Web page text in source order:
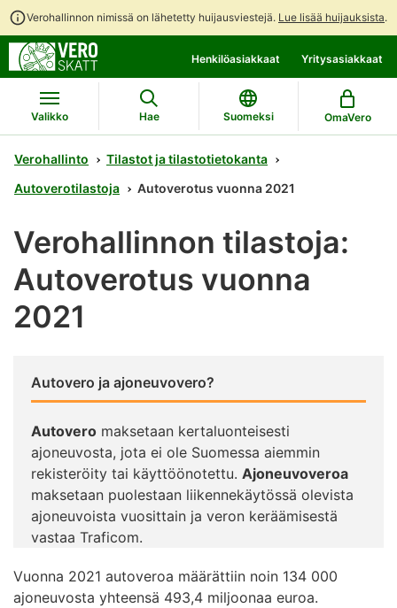
Verohallinnon nimissä on lähetetty huijausviestejä. Lue lisää huijauksista.
suoraan
sisältöön
koko
sivuston
hakuun
Henkilöasiakkaat Yritysasiakkaat
Valikko Hae Suomeksi OmaVero
Verohallinto
Tilastot ja tilastotietokanta
Autoverotilastoja
Autoverotus vuonna 2021
Verohallinnon tilastoja:
Autoverotus vuonna
2021
Autovero ja ajoneuvovero?
Autovero maksetaan kertaluonteisesti
ajoneuvosta, jota ei ole Suomessa aiemmin
rekisteröity tai käyttöönotettu. Ajoneuvoveroa
maksetaan puolestaan liikennekäytössä olevista
ajoneuvoista vuosittain ja veron keräämisestä
vastaa Traficom.
Vuonna 2021 autoveroa määrättiin noin 134 000
ajoneuvosta yhteensä 493,4 miljoonaa euroa.